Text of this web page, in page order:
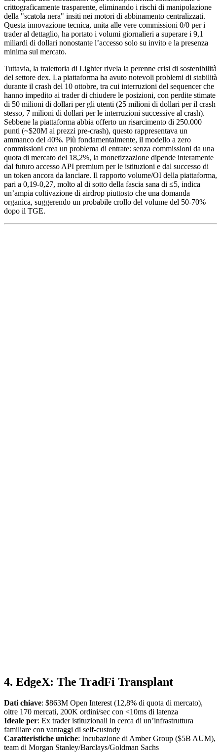
crittograficamente trasparente, eliminando i rischi di manipolazione
della "scatola nera" insiti nei motori di abbinamento centralizzati.
Questa innovazione tecnica, unita alle vere commissioni 0/0 per i
trader al dettaglio, ha portato i volumi giornalieri a superare i 9,1
miliardi di dollari nonostante l’accesso solo su invito e la presenza
minima sul mercato.
Tuttavia, la traiettoria di Lighter rivela la perenne crisi di sostenibilità
del settore dex. La piattaforma ha avuto notevoli problemi di stabilità
durante il crash del 10 ottobre, tra cui interruzioni del sequencer che
hanno impedito ai trader di chiudere le posizioni, con perdite stimate
di 50 milioni di dollari per gli utenti (25 milioni di dollari per il crash
stesso, 7 milioni di dollari per le interruzioni successive al crash).
Sebbene la piattaforma abbia offerto un risarcimento di 250.000
punti (~$20M ai prezzi pre-crash), questo rappresentava un
ammanco del 40%. Più fondamentalmente, il modello a zero
commissioni crea un problema di entrate: senza commissioni da una
quota di mercato del 18,2%, la monetizzazione dipende interamente
dal futuro accesso API premium per le istituzioni e dal successo di
un token ancora da lanciare. Il rapporto volume/OI della piattaforma,
pari a 0,19-0,27, molto al di sotto della fascia sana di ≤5, indica
un’ampia coltivazione di airdrop piuttosto che una domanda
organica, suggerendo un probabile crollo del volume del 50-70%
dopo il TGE.
4. EdgeX: The TradFi Transplant
Dati chiave: $863M Open Interest (12,8% di quota di mercato),
oltre 170 mercati, 200K ordini/sec con <10ms di latenza
Ideale per: Ex trader istituzionali in cerca di un’infrastruttura
familiare con vantaggi di self-custody
Caratteristiche uniche: Incubazione di Amber Group ($5B AUM),
team di Morgan Stanley/Barclays/Goldman Sachs